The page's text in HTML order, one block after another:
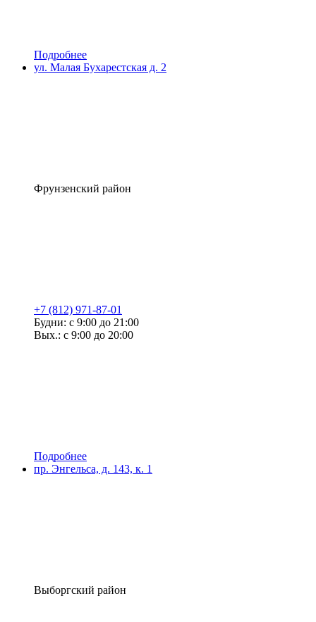
Подробнее
ул. Малая Бухарестская д. 2
Фрунзенский район
+7 (812) 971-87-01
Будни: с 9:00 до 21:00
Вых.: с 9:00 до 20:00
Подробнее
пр. Энгельса, д. 143, к. 1
Выборгский район